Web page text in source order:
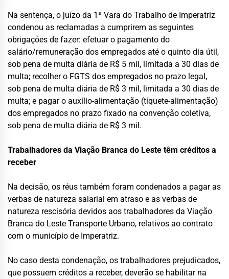
Na sentença, o juízo da 1ª Vara do Trabalho de Imperatriz
condenou as reclamadas a cumprirem as seguintes
obrigações de fazer: efetuar o pagamento do
salário/remuneração dos empregados até o quinto dia útil,
sob pena de multa diária de R$ 5 mil, limitada a 30 dias de
multa; recolher o FGTS dos empregados no prazo legal,
sob pena de multa diária de R$ 3 mil, limitada a 30 dias de
multa; e pagar o auxílio-alimentação (tíquete-alimentação)
dos empregados no prazo fixado na convenção coletiva,
sob pena de multa diária de R$ 3 mil.
Trabalhadores da Viação Branca do Leste têm créditos a
receber
Na decisão, os réus também foram condenados a pagar as
verbas de natureza salarial em atraso e as verbas de
natureza rescisória devidos aos trabalhadores da Viação
Branca do Leste Transporte Urbano, relativos ao contrato
com o município de Imperatriz.
No caso desta condenação, os trabalhadores prejudicados,
que possuem créditos a receber, deverão se habilitar na